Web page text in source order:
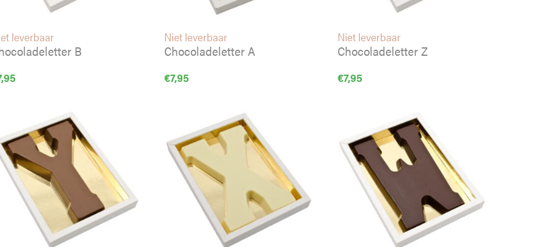
leverbaar
B
Niet leverbaar
Chocoladeletter A
€7,95
Niet leverbaar
Chocoladeletter Z
€7,95